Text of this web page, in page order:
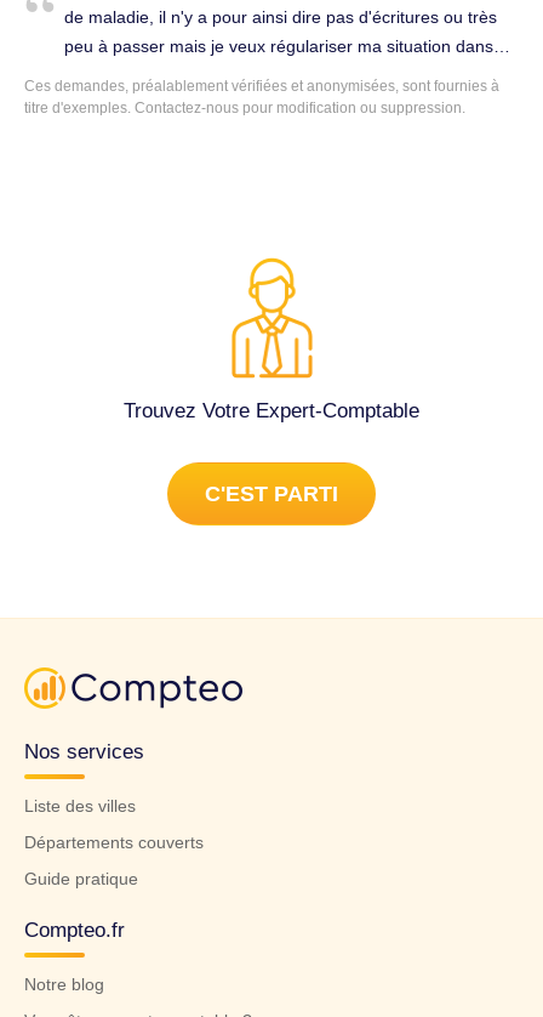
de maladie, il n'y a pour ainsi dire pas d'écritures ou très
peu à passer mais je veux régulariser ma situation dans
les meilleurs délais. Tenue complète de la comptabilité à
Trévoux (1600).
Ces demandes, préalablement vérifiées et anonymisées, sont fournies à
titre d'exemples. Contactez-nous pour modification ou suppression.
Trouvez Votre Expert-Comptable
C'EST PARTI
Nos services
Liste des villes
Départements couverts
Guide pratique
Compteo.fr
Notre blog